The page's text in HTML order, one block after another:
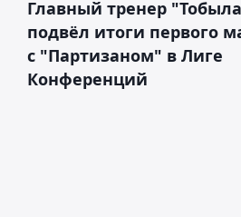
Главный тренер
подвёл итоги первого
с "Партизаном" в Лиге
Конференций